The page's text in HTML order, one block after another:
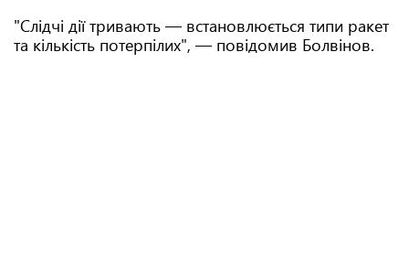
"Слідчі дії тривають — встановлюється типи ракет
та кількість потерпілих", — повідомив Болвінов.